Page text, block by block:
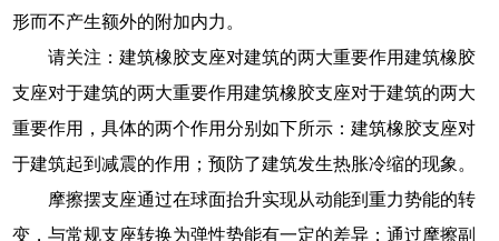
形而不产生额外的附加内力。
请关注：建筑橡胶支座对建筑的两大重要作用建筑橡胶
支座对于建筑的两大重要作用建筑橡胶支座对于建筑的两大
重要作用，具体的两个作用分别如下所示：建筑橡胶支座对
于建筑起到减震的作用；预防了建筑发生热胀冷缩的现象。
摩擦摆支座通过在球面抬升实现从动能到重力势能的转
变，与常规支座转换为弹性势能有一定的差异；通过摩擦副